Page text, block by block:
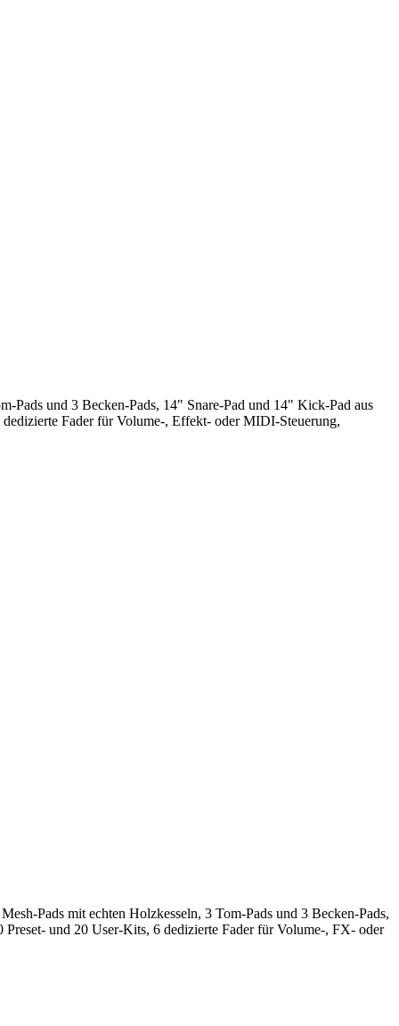
Pads und 3 Becken-Pads, 14" Snare-Pad und 14" Kick-Pad aus
Fader für Volume-, Effekt- oder MIDI-Steuerung,
Pads mit echten Holzkesseln, 3 Tom-Pads und 3 Becken-Pads,
und 20 User-Kits, 6 dedizierte Fader für Volume-, FX- oder